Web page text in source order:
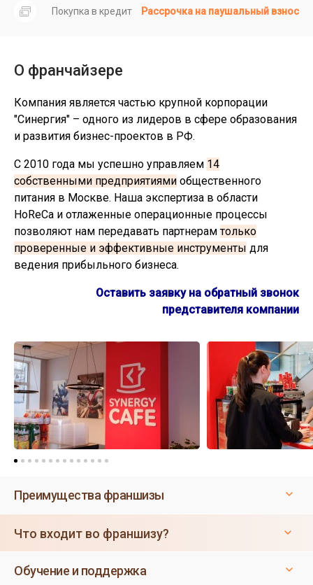
Покупка в кредит Рассрочка на паушальный взнос
О франчайзере
Компания является частью крупной корпорации
"Синергия" – одного из лидеров в сфере образования
и развития бизнес-проектов в РФ.
С 2010 года мы успешно управляем 14
собственными предприятиями общественного
питания в Москве. Наша экспертиза в области
HoReCa и отлаженные операционные процессы
позволяют нам передавать партнерамтолько
проверенные и эффективные инструменты для
ведения прибыльного бизнеса.
Оставить заявку на обратный звонок
представителя компании
Преимущества франшизы
Что входит во франшизу?
Обучение и поддержка